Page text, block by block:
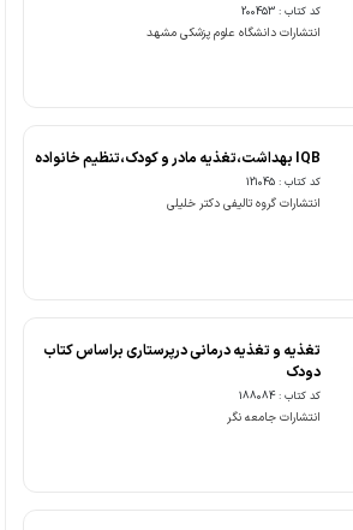
کد کتاب : 200453
انتشارات دانشگاه علوم پزشکی مشهد
IQB بهداشت،تغذیه مادر و کودک،تنظیم خانواده
کد کتاب : 121045
انتشارات گروه تالیفی دکتر خلیلی
تغذیه و تغذیه درمانی درپرستاری براساس کتاب
دودک
کد کتاب : 188084
انتشارات جامعه نگر